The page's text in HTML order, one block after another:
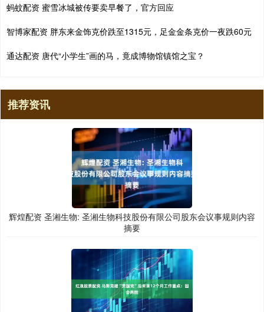
蚂蚊配资 蜜雪冰城被传要卖早餐了，官方回应
智博家配资 胖东来金饰克价跌至1315元，足金金条克价一夜跌60元
通达配资 唐代“小学生”画的马，竟成博物馆镇馆之宝？
推荐资讯
辉煌配资 圣湘生物: 圣湘生物科技股份有限公司股东会议事规则内容
摘要